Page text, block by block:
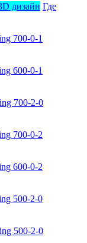
дизайн Где
700-0-1
600-0-1
700-2-0
700-0-2
600-0-2
500-2-0
500-2-0